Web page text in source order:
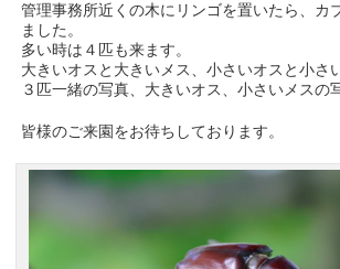
管理事務所近くの木にリンゴを置いたら、カ
ました。
多い時は４匹も来ます。
大きいオスと大きいメス、小さいオスと小さ
３匹一緒の写真、大きいオス、小さいメスの
皆様のご来園をお待ちしております。